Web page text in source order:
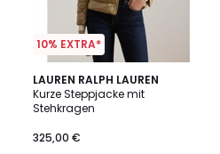
10% EXTRA*
LAUREN RALPH LAUREN
Kurze Steppjacke mit
Stehkragen
325,00 €